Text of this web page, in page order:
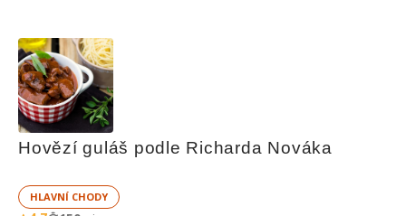
Hovězí guláš podle Richarda Nováka
HLAVNÍ CHODY